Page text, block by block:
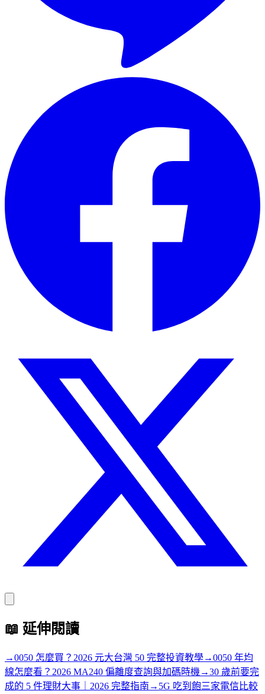
📖 延伸閱讀
→0050 怎麼買？2026 元大台灣 50 完整投資教學→0050 年均
線怎麼看？2026 MA240 偏離度查詢與加碼時機 →30 歲前要完
成的 5 件理財大事｜2026 完整指南 → 5G 吃到飽三家電信比較